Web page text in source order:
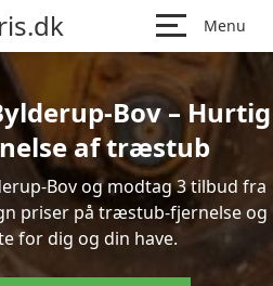
Menu
Bov – Hurtig
af træstub
Bov og modtag 3 tilbud fra
priser på træstub-fjernelse og
for dig og din have.